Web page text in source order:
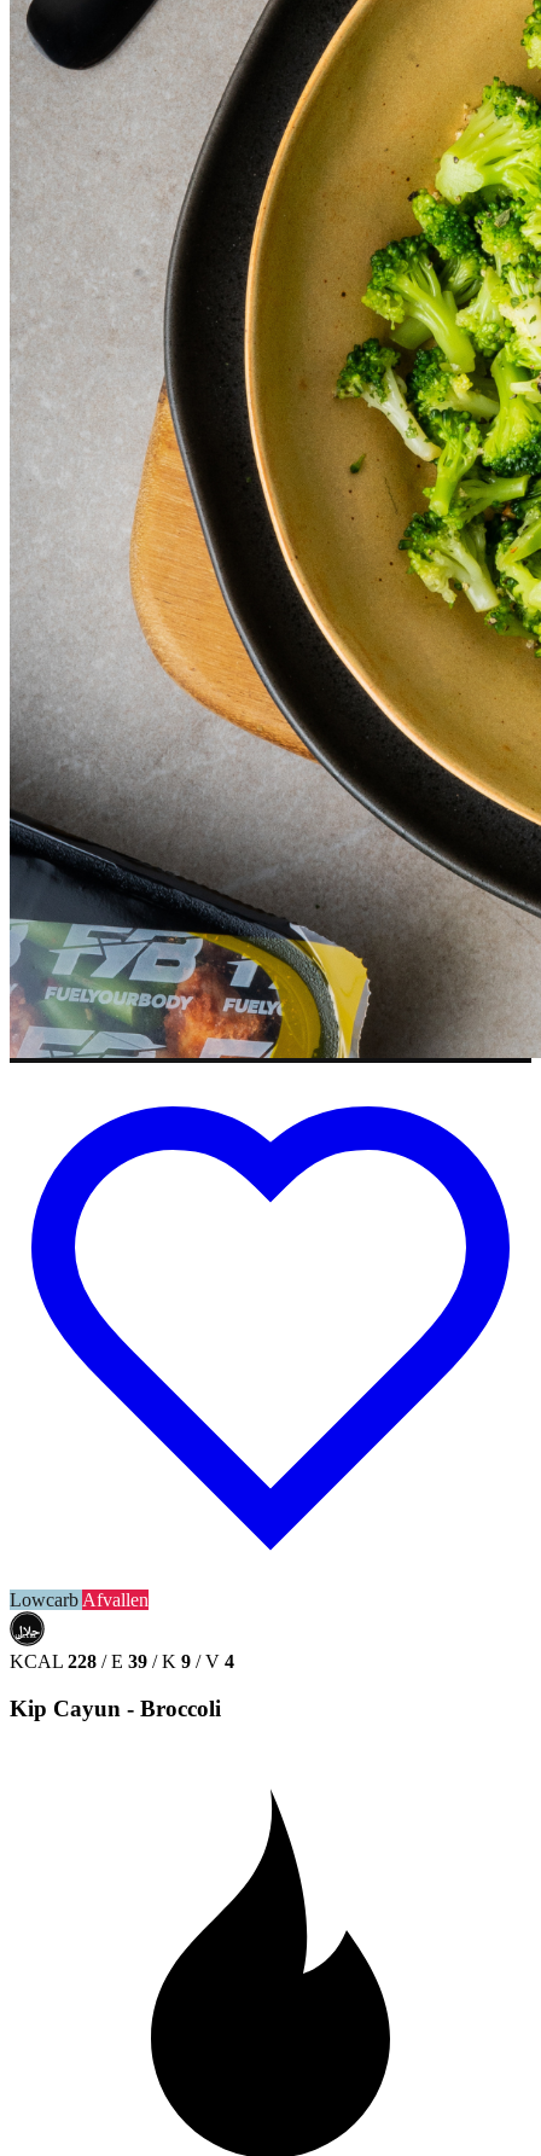
LowcarbAfvallen
حلال
HALAL
KCAL 228 / E 39 / K 9 / V 4
Kip Cayun - Broccoli